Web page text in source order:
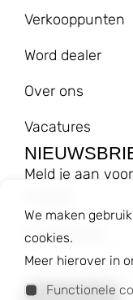
Verkooppunten
Word dealer
Over ons
Vacatures
Meld je aan
E-mailadres
We maken
cookies.
Meer hierover in
Functionele